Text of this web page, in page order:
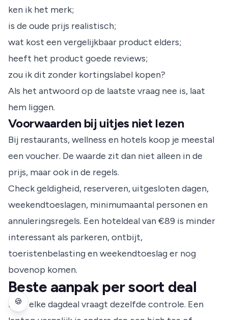
ken ik het merk;
is de oude prijs realistisch;
wat kost een vergelijkbaar product elders;
heeft het product goede reviews;
zou ik dit zonder kortingslabel kopen?
Als het antwoord op de laatste vraag nee is, laat
hem liggen.
Voorwaarden bij uitjes niet lezen
Bij restaurants, wellness en hotels koop je meestal
een voucher. De waarde zit dan niet alleen in de
prijs, maar ook in de regels.
Check geldigheid, reserveren, uitgesloten dagen,
weekendtoeslagen, minimumaantal personen en
annuleringsregels. Een hoteldeal van €89 is minder
interessant als parkeren, ontbijt,
toeristenbelasting en weekendtoeslag er nog
bovenop komen.
Beste aanpak per soort deal
Niet elke dagdeal vraagt dezelfde controle. Een
🍪